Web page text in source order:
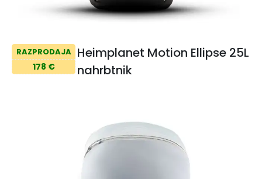
RAZPRODAJA
178 €
Heimplanet Motion Ellipse 25L
nahrbtnik